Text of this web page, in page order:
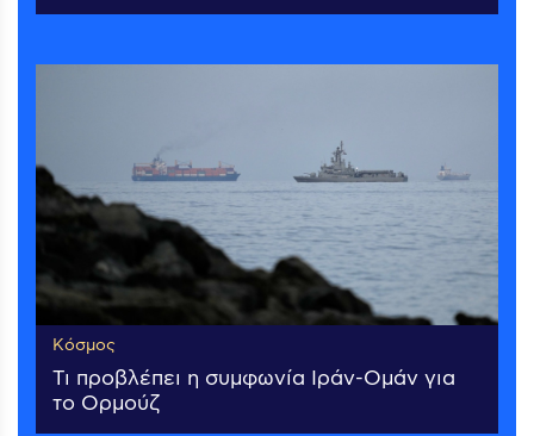
Κόσμος
Τι προβλέπει η συμφωνία Ιράν-Ομάν για
το Ορμούζ